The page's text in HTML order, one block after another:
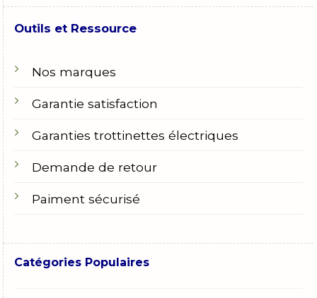
Outils et Ressource
Nos marques
Garantie satisfaction
Garanties trottinettes électriques
Demande de retour
Paiment sécurisé
Catégories Populaires